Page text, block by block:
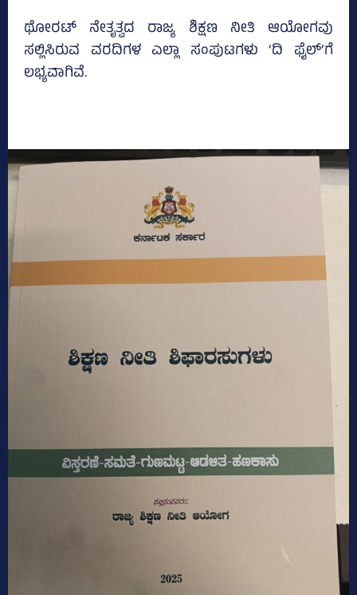
ಥೋರಟ್ ನೇತೃತ್ವದ ರಾಜ್ಯ ಶಿಕ್ಷಣ ನೀತಿ ಆಯೋಗವು
ಸಲ್ಲಿಸಿರುವ ವರದಿಗಳ ಎಲ್ಲಾ ಸಂಪುಟಗಳು ‘ದಿ ಫೈಲ್‌’ಗೆ
ಲಭ್ಯವಾಗಿವೆ.